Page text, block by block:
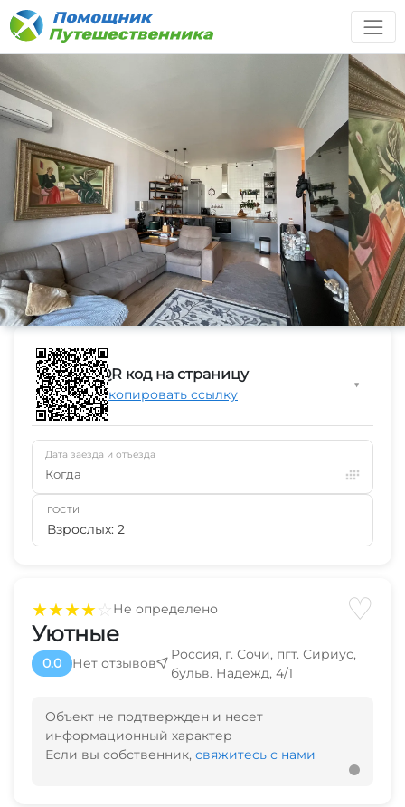
★★★★☆Не определено ♡
Уютные
0.0 Нет отзывов
Россия, г. Сочи, пгт. Сириус,
бульв. Надежд, 4/1
Объект не подтвержден и несет
информационный характер
Если вы собственник, свяжитесь с нами
QR код на страницу
Скопировать ссылку
▼
Дата заезда и отъезда
Когда
ГОСТИ
Взрослых: 2